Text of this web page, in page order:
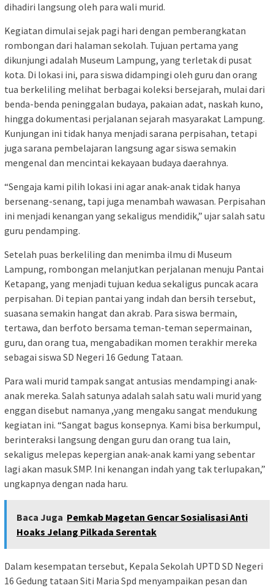
dihadiri langsung oleh para wali murid.
Kegiatan dimulai sejak pagi hari dengan pemberangkatan
rombongan dari halaman sekolah. Tujuan pertama yang
dikunjungi adalah Museum Lampung, yang terletak di pusat
kota. Di lokasi ini, para siswa didampingi oleh guru dan orang
tua berkeliling melihat berbagai koleksi bersejarah, mulai dari
benda-benda peninggalan budaya, pakaian adat, naskah kuno,
hingga dokumentasi perjalanan sejarah masyarakat Lampung.
Kunjungan ini tidak hanya menjadi sarana perpisahan, tetapi
juga sarana pembelajaran langsung agar siswa semakin
mengenal dan mencintai kekayaan budaya daerahnya.
“Sengaja kami pilih lokasi ini agar anak-anak tidak hanya
bersenang-senang, tapi juga menambah wawasan. Perpisahan
ini menjadi kenangan yang sekaligus mendidik,” ujar salah satu
guru pendamping.
Setelah puas berkeliling dan menimba ilmu di Museum
Lampung, rombongan melanjutkan perjalanan menuju Pantai
Ketapang, yang menjadi tujuan kedua sekaligus puncak acara
perpisahan. Di tepian pantai yang indah dan bersih tersebut,
suasana semakin hangat dan akrab. Para siswa bermain,
tertawa, dan berfoto bersama teman-teman sepermainan,
guru, dan orang tua, mengabadikan momen terakhir mereka
sebagai siswa SD Negeri 16 Gedung Tataan.
Para wali murid tampak sangat antusias mendampingi anak-
anak mereka. Salah satunya adalah salah satu wali murid yang
enggan disebut namanya ,yang mengaku sangat mendukung
kegiatan ini. “Sangat bagus konsepnya. Kami bisa berkumpul,
berinteraksi langsung dengan guru dan orang tua lain,
sekaligus melepas kepergian anak-anak kami yang sebentar
lagi akan masuk SMP. Ini kenangan indah yang tak terlupakan,”
ungkapnya dengan nada haru.
Baca Juga Pemkab Magetan Gencar Sosialisasi Anti
Hoaks Jelang Pilkada Serentak
Dalam kesempatan tersebut, Kepala Sekolah UPTD SD Negeri
16 Gedung tataan Siti Maria Spd menyampaikan pesan dan